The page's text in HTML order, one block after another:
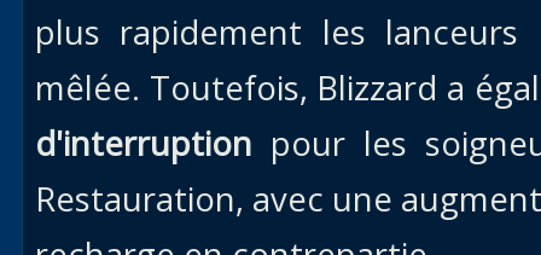
plus rapidement les
mêlée. Toutefois, Blizzard a
d'interruption pour les
Restauration, avec une